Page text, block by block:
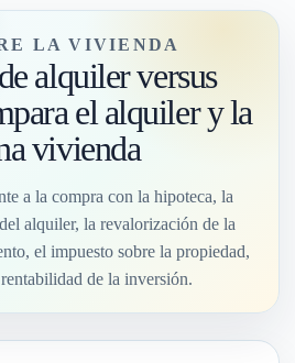
LA VIVIENDA
alquiler versus
el alquiler y la
vivienda
a la compra con la hipoteca, la
alquiler, la revalorización de la
el impuesto sobre la propiedad,
de la inversión.